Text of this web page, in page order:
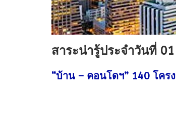
สาระน่ารู้ประจำวันที่
“บ้าน – คอนโดฯ” 140 โค